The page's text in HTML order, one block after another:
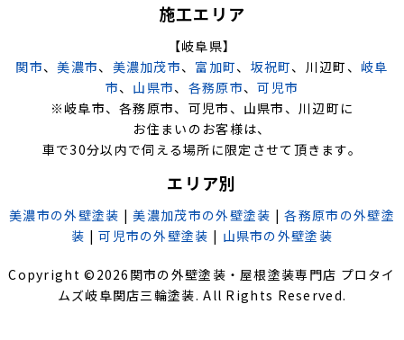
施工エリア
【岐阜県】
関市、美濃市、 美濃加茂市、 富加町、 坂祝町、川辺町、 岐阜
市、 山県市、 各務原市、可児市
※岐阜市、各務原市、可児市、山県市、川辺町に
お住まいのお客様は、
車で30分以内で伺える場所に限定させて頂きます。
エリア別
美濃市の外壁塗装 |美濃加茂市の外壁塗装 |各務原市の外壁塗
装 |可児市の外壁塗装 | 山県市の外壁塗装
Copyright © 2026 関市の外壁塗装・屋根塗装専門店 プロタイ
ムズ岐阜関店三輪塗装. All Rights Reserved.